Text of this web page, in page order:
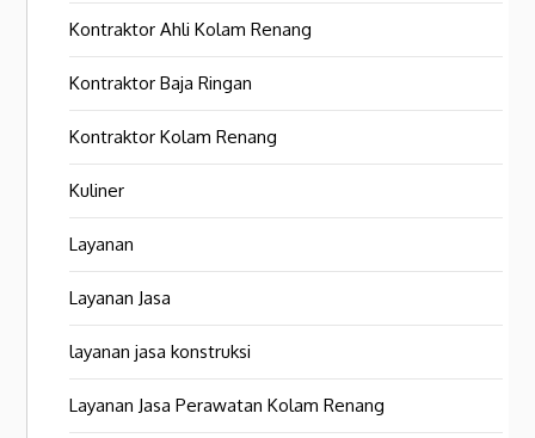
Kontraktor Ahli Kolam Renang
Kontraktor Baja Ringan
Kontraktor Kolam Renang
Kuliner
Layanan
Layanan Jasa
layanan jasa konstruksi
Layanan Jasa Perawatan Kolam Renang